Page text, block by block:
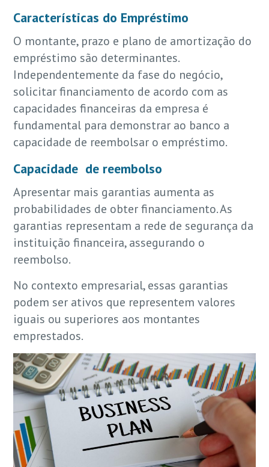
Características do Empréstimo
O montante, prazo e plano de amortização do
empréstimo são determinantes.
Independentemente da fase do negócio,
solicitar financiamento de acordo com as
capacidades financeiras da empresa é
fundamental para demonstrar ao banco a
capacidade de reembolsar o empréstimo.
Capacidade de reembolso
Apresentar mais garantias aumenta as
probabilidades de obter financiamento. As
garantias representam a rede de segurança da
instituição financeira, assegurando o
reembolso.
No contexto empresarial, essas garantias
podem ser ativos que representem valores
iguais ou superiores aos montantes
emprestados.